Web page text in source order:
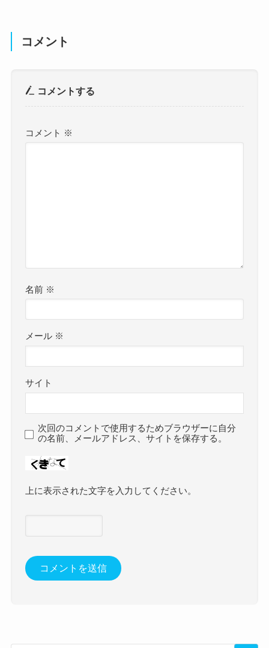
コメント
コメントする
コメント ※
名前 ※
メール ※
サイト
次回のコメントで使用するためブラウザーに自分
の名前、メールアドレス、サイトを保存する。
上に表示された文字を入力してください。